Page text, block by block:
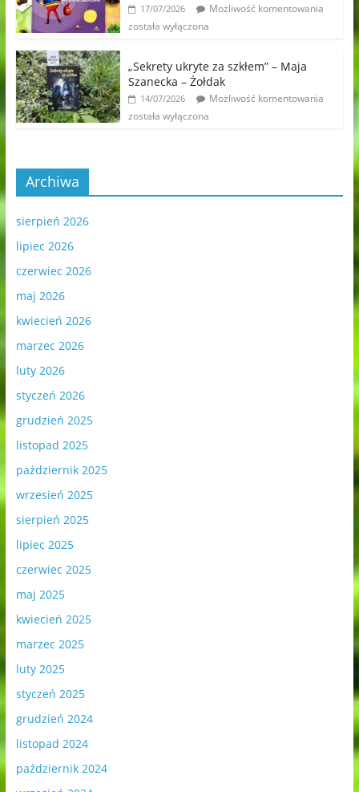
17/07/2026
Możliwość komentowania
została wyłączona
„Sekrety ukryte za szkłem” – Maja
Szanecka – Żołdak
14/07/2026
Możliwość komentowania
została wyłączona
Archiwa
sierpień 2026
lipiec 2026
czerwiec 2026
maj 2026
kwiecień 2026
marzec 2026
luty 2026
styczeń 2026
grudzień 2025
listopad 2025
październik 2025
wrzesień 2025
sierpień 2025
lipiec 2025
czerwiec 2025
maj 2025
kwiecień 2025
marzec 2025
luty 2025
styczeń 2025
grudzień 2024
listopad 2024
październik 2024